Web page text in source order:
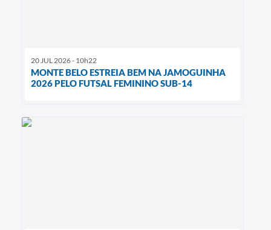
20 JUL 2026 - 10h22
MONTE BELO ESTREIA BEM NA JAMOGUINHA
2026 PELO FUTSAL FEMININO SUB-14